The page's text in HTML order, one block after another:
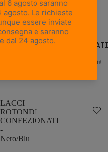
LACCI PIATTI CONFEZIONATI
Lacci piatti di ricambio di alta qualità
LACCI
ROTONDI
CONFEZIONATI
-
Nero/Blu